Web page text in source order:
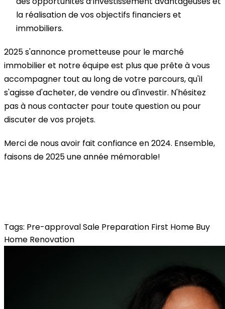
la réalisation de vos objectifs financiers et
immobiliers.
2025 s'annonce prometteuse pour le marché
immobilier et notre équipe est plus que prête à vous
accompagner tout au long de votre parcours, qu'il
s'agisse d'acheter, de vendre ou d'investir. N'hésitez
pas à nous contacter pour toute question ou pour
discuter de vos projets.
Merci de nous avoir fait confiance en 2024. Ensemble,
faisons de 2025 une année mémorable!
Tags: Pre-approvalSale Preparation First Home Buy
Home Renovation